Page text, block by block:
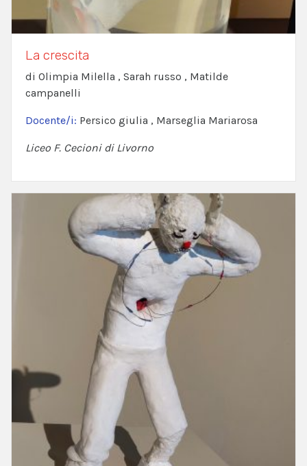
La crescita
di Olimpia Milella , Sarah russo , Matilde
campanelli
Docente/i: Persico giulia , Marseglia Mariarosa
Liceo F. Cecioni di Livorno